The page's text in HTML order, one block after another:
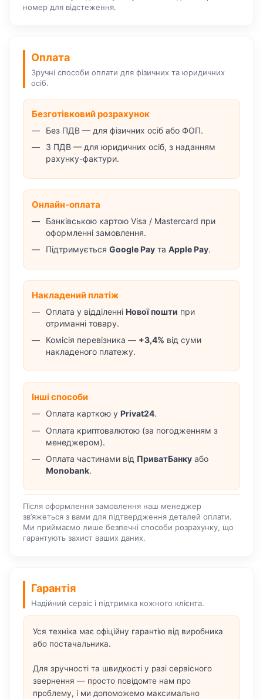
номер для відстеження.
Оплата
Зручні способи оплати для фізичних та юридичних
осіб.
Безготівковий розрахунок
Без ПДВ — для фізичних осіб або ФОП.
З ПДВ — для юридичних осіб, з наданням
рахунку-фактури.
Онлайн-оплата
Банківською картою Visa / Mastercard при
оформленні замовлення.
Підтримується Google Pay та Apple Pay.
Накладений платіж
Оплата у відділенні Нової пошти при
отриманні товару.
Комісія перевізника — +3,4% від суми
накладеного платежу.
Інші способи
Оплата карткою у Privat24.
Оплата криптовалютою (за погодженням з
менеджером).
Оплата частинами від ПриватБанку або
Monobank.
Після оформлення замовлення наш менеджер
зв’яжеться з вами для підтвердження деталей оплати.
Ми приймаємо лише безпечні способи розрахунку, що
гарантують захист ваших даних.
Гарантія
Надійний сервіс і підтримка кожного клієнта.
Уся техніка має офіційну гарантію від виробника
або постачальника.
Для зручності та швидкості у разі сервісного
звернення — просто повідомте нам про
проблему, і ми допоможемо максимально